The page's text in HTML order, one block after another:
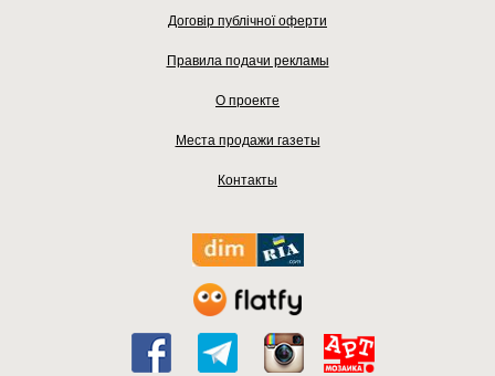
Договір публічної оферти
Правила подачи рекламы
О проекте
Места продажи газеты
Контакты